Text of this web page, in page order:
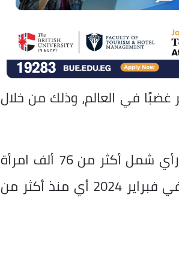
في العالم، وذلك من خلال
ويستند المؤشر الأمريكي في تخليلاته، إلى استطلاع رأي شمل أكثر من 76 ألف امرأة
وفتاة حول العالم، وذلك من خلال تجميع بيانات بدأت في فبراير 2024 أي منذ أكثر من